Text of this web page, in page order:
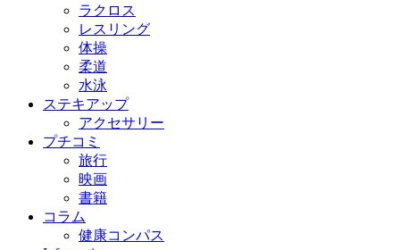
ラクロス
レスリング
体操
柔道
水泳
ステキアップ
アクセサリー
プチコミ
旅行
映画
書籍
コラム
健康コンパス